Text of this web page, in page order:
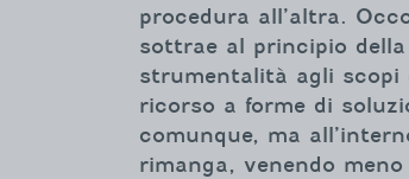
procedura all’altra.
sottrae al principio
strumentalità agli scopi
ricorso a forme di
comunque, ma
rimanga, venendo